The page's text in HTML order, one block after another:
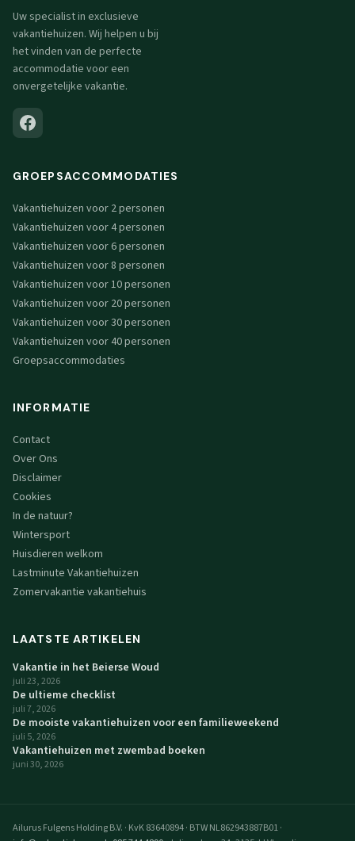
Uw specialist in exclusieve
vakantiehuizen. Wij helpen u bij
het vinden van de perfecte
accommodatie voor een
onvergetelijke vakantie.
GROEPSACCOMMODATIES
Vakantiehuizen voor 2 personen
Vakantiehuizen voor 4 personen
Vakantiehuizen voor 6 personen
Vakantiehuizen voor 8 personen
Vakantiehuizen voor 10 personen
Vakantiehuizen voor 20 personen
Vakantiehuizen voor 30 personen
Vakantiehuizen voor 40 personen
Groepsaccommodaties
INFORMATIE
Contact
Over Ons
Disclaimer
Cookies
In de natuur?
Wintersport
Huisdieren welkom
Lastminute Vakantiehuizen
Zomervakantie vakantiehuis
LAATSTE ARTIKELEN
Vakantie in het Beierse Woud
juli 23, 2026
De ultieme checklist
juli 7, 2026
De mooiste vakantiehuizen voor een familieweekend
juli 5, 2026
Vakantiehuizen met zwembad boeken
juni 30, 2026
Ailurus Fulgens Holding B.V. · KvK 83640894· BTW NL862943887B01·